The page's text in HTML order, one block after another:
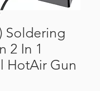
Soldering
2 In 1
HotAir Gun